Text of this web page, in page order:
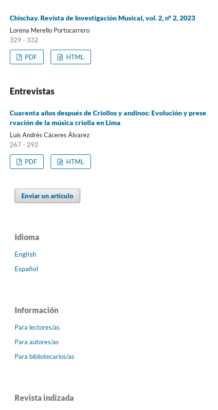
Chischay. Revista de Investigación Musical, vol. 2, n° 2, 2023
Lorena Merello Portocarrero
329 - 332
PDF HTML
Entrevistas
Cuarenta años después de Criollos y andinos: Evolución y prese
rvación de la música criolla en Lima
Luis Andrés Cáceres Álvarez
267 - 292
PDF HTML
Enviar un artículo
Idioma
English
Español
Información
Para lectores/as
Para autores/as
Para bibliotecarios/as
Revista indizada